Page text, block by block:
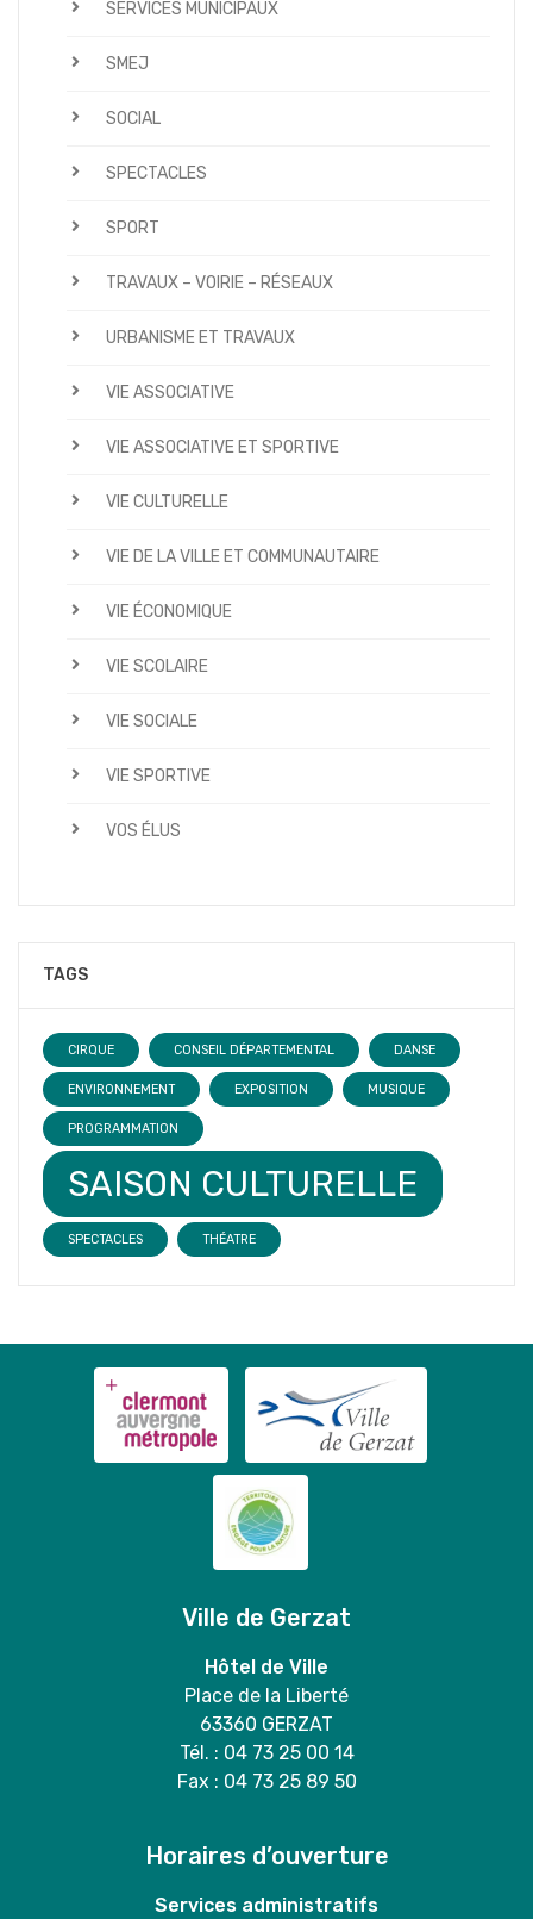
SERVICES MUNICIPAUX
SMEJ
SOCIAL
SPECTACLES
SPORT
TRAVAUX – VOIRIE – RÉSEAUX
URBANISME ET TRAVAUX
VIE ASSOCIATIVE
VIE ASSOCIATIVE ET SPORTIVE
VIE CULTURELLE
VIE DE LA VILLE ET COMMUNAUTAIRE
VIE ÉCONOMIQUE
VIE SCOLAIRE
VIE SOCIALE
VIE SPORTIVE
VOS ÉLUS
TAGS
CIRQUE CONSEIL DÉPARTEMENTAL DANSE
ENVIRONNEMENT EXPOSITION MUSIQUE
PROGRAMMATION
SAISON CULTURELLE
SPECTACLES THÉATRE
Ville de Gerzat
Hôtel de Ville
Place de la Liberté
63360 GERZAT
Tél. : 04 73 25 00 14
Fax : 04 73 25 89 50
Horaires d’ouverture
Services administratifs